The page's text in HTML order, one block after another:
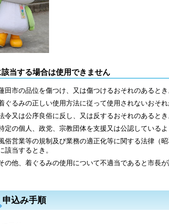
該当する場合は使用できません
田市の品位を傷つけ、又は傷つけるおそれのあるとき
ぐるみの正しい使用方法に従って使用されないおそれ
令又は公序良俗に反し、又は反するおそれのあるとき
定の個人、政党、宗教団体を支援又は公認している
俗営業等の規制及び業務の適正化等に関する法律（
該当するとき。
の他、着ぐるみの使用について不適当であると市長が
申込み手順